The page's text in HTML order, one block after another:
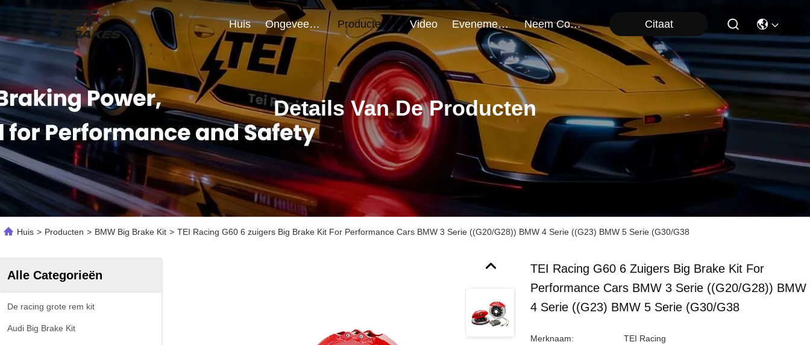
Huis Ongeveer Ons Producten Video Evenementen Neem Contact Met Ons Op Citaat
Details Van De Producten
Huis > Producten > BMW Big Brake Kit > TEI Racing G60 6 zuigers Big Brake Kit For Performance Cars BMW 3 Serie ((G20/G28)) BMW 4 Serie ((G23) BMW 5 Serie (G30/G38
Alle Categorieën
De racing grote rem kit
Audi Big Brake Kit
TEI Racing G60 6 Zuigers Big Brake Kit For
Performance Cars BMW 3 Serie ((G20/G28)) BMW
4 Serie ((G23) BMW 5 Serie (G30/G38
Merknaam: TEI Racing